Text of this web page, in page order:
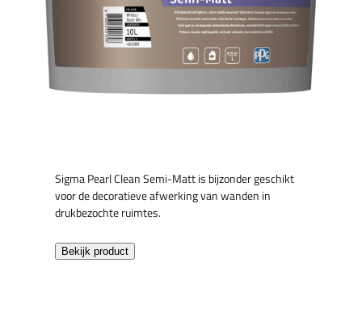
Sigma Pearl Clean Semi-Matt is bijzonder geschikt
voor de decoratieve afwerking van wanden in
drukbezochte ruimtes.
Bekijk product